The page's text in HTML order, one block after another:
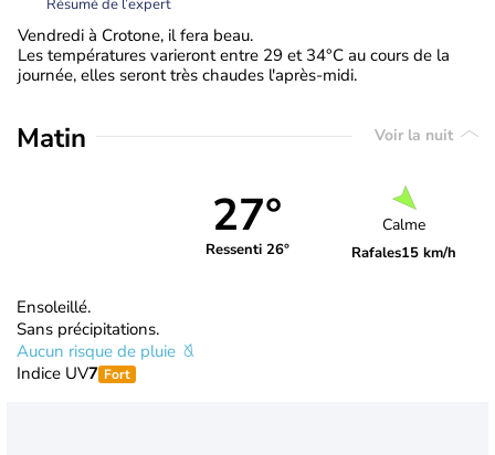
Résumé de l’expert
Vendredi à Crotone, il fera beau.
Les températures varieront entre 29 et 34°C au cours de la
journée, elles seront très chaudes l'après-midi.
Matin Voir la nuit
27°
Ressenti 26°
Calme
Rafales15 km/h
Ensoleillé.
Sans précipitations.
Aucun risque de pluie
Indice UV7 Fort